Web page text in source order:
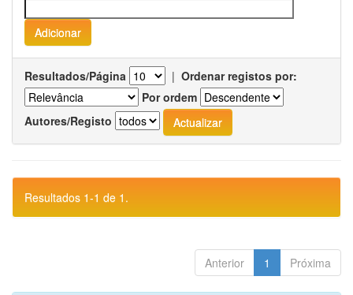
Resultados/Página | Ordenar registos por:
Por ordem
Autores/Registo
Resultados 1-1 de 1.
Anterior 1 Próxima